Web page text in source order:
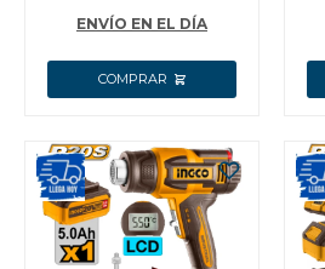
ACCESORIOS + VALIJ
ENVÍO EN EL DÍA
Juguetes y artículos para bebé
Gastronomía
Ferretería